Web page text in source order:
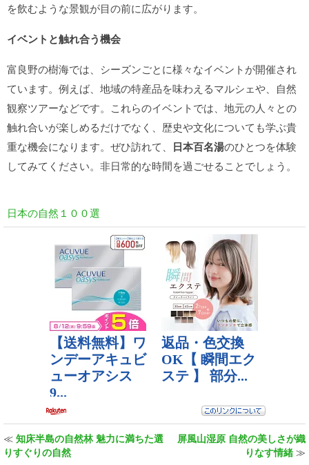
を飲むような景観が目の前に広がります。
イベントと触れ合う機会
富良野の樹海では、シーズンごとに様々なイベントが開催され
ています。例えば、地域の特産品を味わえるマルシェや、自然
観察ツアーなどです。これらのイベントでは、地元の人々との
触れ合いが楽しめるだけでなく、歴史や文化についても学ぶ貴
重な機会になります。ぜひ訪れて、 日本百名湯のひとつを体験
してみてください。非日常的な時間を過ごせることでしょう。
日本の自然１００選
≪ 知床半島の自然林 魅力に満ちた選
りすぐりの自然
屏風山湿原 自然の美しさが織
りなす情緒 ≫